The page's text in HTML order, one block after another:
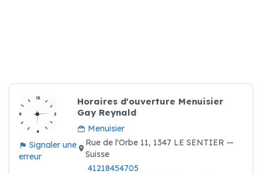
Signaler une
erreur
Horaires d'ouverture Menuisier
Gay Reynald
Menuisier
Rue de l'Orbe 11, 1347 LE SENTIER —
Suisse
41218454705